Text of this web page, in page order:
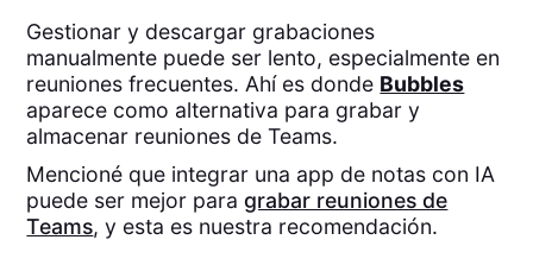
Gestionar y descargar grabaciones
manualmente puede ser lento, especialmente en
reuniones frecuentes. Ahí es donde Bubbles
aparece como alternativa para grabar y
almacenar reuniones de Teams.
Mencioné que integrar una app de notas con IA
puede ser mejor paragrabar reuniones de
Teams, y esta es nuestra recomendación.